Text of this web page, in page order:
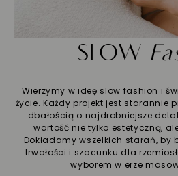
SLOW
Wierzymy w ideę slow fashion i
życie. Każdy projekt jest starannie
dbałością o najdrobniejsze
wartość nie tylko estetyczną,
Dokładamy wszelkich starań, by
trwałości i szacunku dla
wyborem w erze